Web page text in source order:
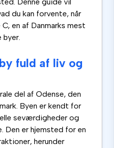
Denne guide vil
du kan forvente, når
en af Danmarks mest
byer.
fuld af liv og
del af Odense, den
Byen er kendt for
seværdigheder og
Den er hjemsted for en
herunder